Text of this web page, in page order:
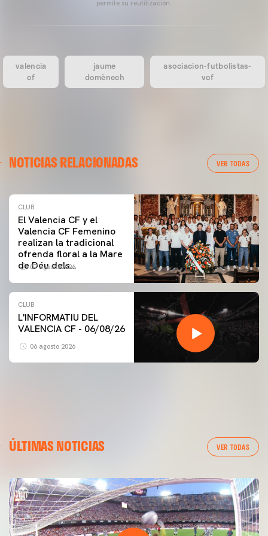
permite su reutilización.
valencia
cf
jaume
domènech
asociacion-futbolistas-
vcf
NOTICIAS RELACIONADAS VER TODAS
CLUB
El Valencia CF y el
Valencia CF Femenino
realizan la tradicional
ofrenda floral a la Mare
de Déu dels
07 agosto 2026
CLUB
L'INFORMATIU DEL
VALENCIA CF - 06/08/26
06 agosto 2026
ÚLTIMAS NOTICIAS VER TODAS